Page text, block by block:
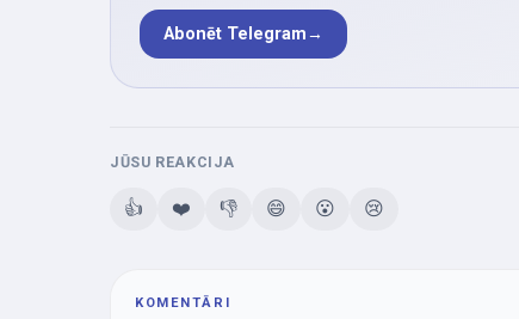
Abonēt Telegram→
JŪSU REAKCIJA
👍 ❤️ 👎 😄 😮 😢
KOMENTĀRI